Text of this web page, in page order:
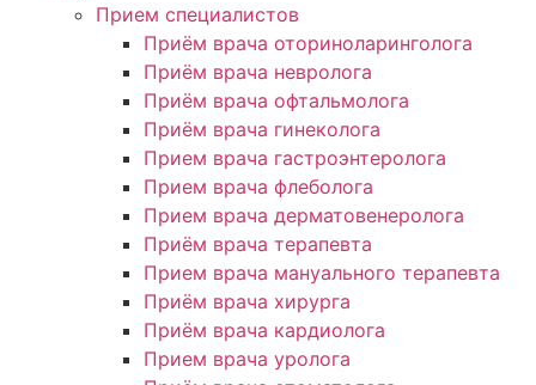
Прием специалистов
Приём врача оториноларинголога
Приём врача невролога
Приём врача офтальмолога
Приём врача гинеколога
Прием врача гастроэнтеролога
Прием врача флеболога
Прием врача дерматовенеролога
Приём врача терапевта
Прием врача мануального терапевта
Приём врача хирурга
Приём врача кардиолога
Прием врача уролога